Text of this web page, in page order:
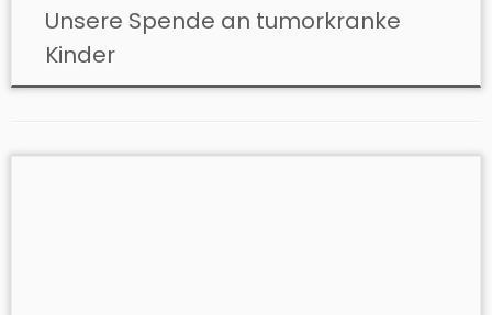
Unsere Spende an tumorkranke
Kinder